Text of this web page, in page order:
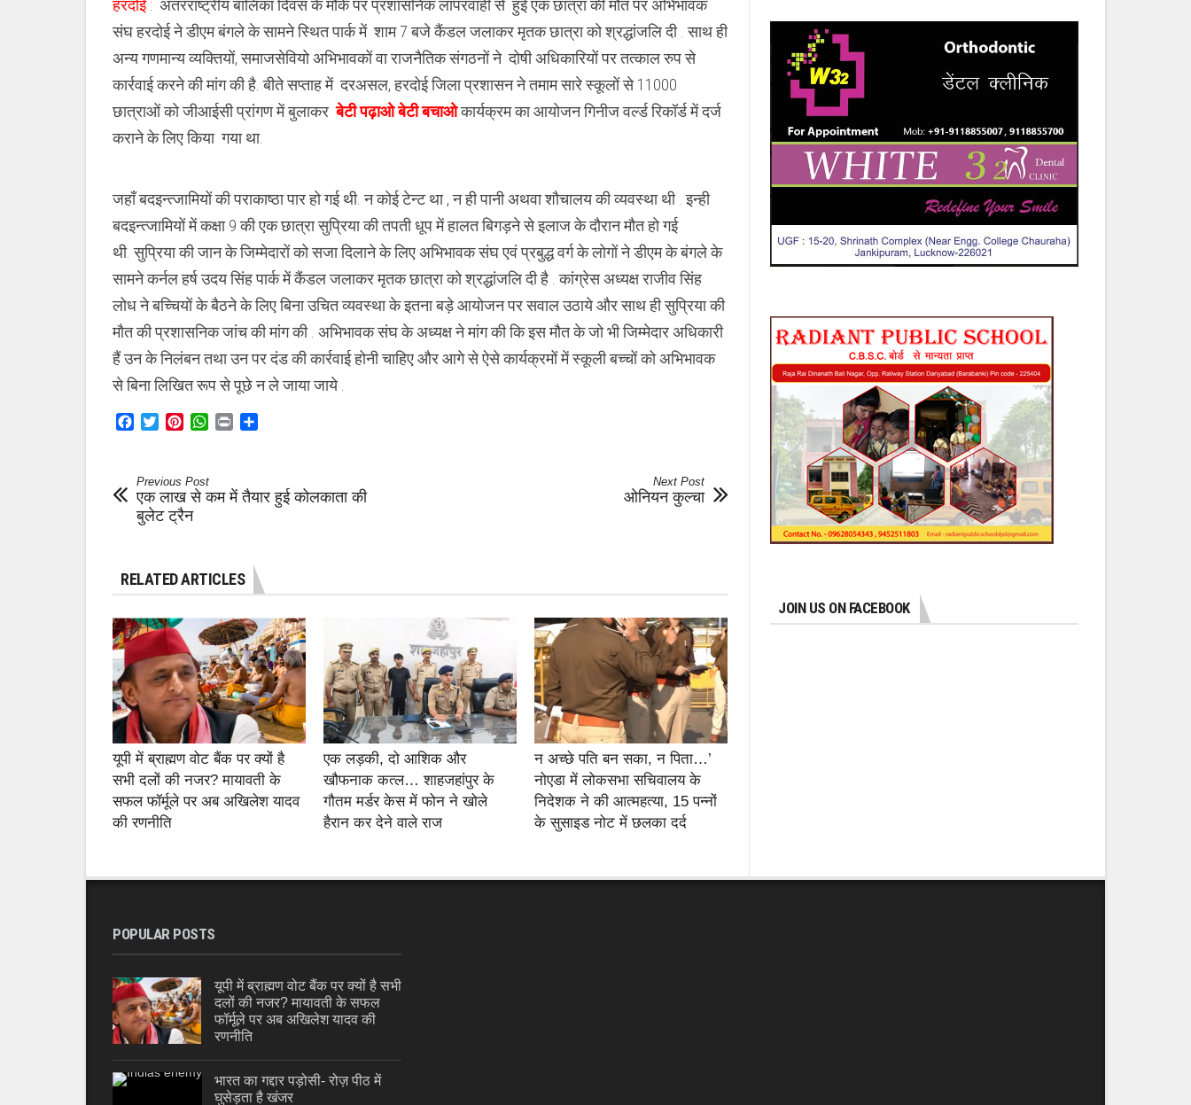
के
की
सभा
हरदोई : अंतरराष्ट्रीय बालिका दिवस के मौके पर प्रशासनिक लापरवाही से हुई एक छात्रा की मौत पर अभिभावक
संघ हरदोई ने डीएम बंगले के सामने स्थित पार्क में शाम 7 बजे कैंडल जलाकर मृतक छात्रा को श्रद्धांजलि दी . साथ ही
अन्य गणमान्य व्यक्तियों, समाजसेवियो अभिभावकों वा राजनैतिक संगठनों ने दोषी अधिकारियों पर तत्काल रुप से
कार्रवाई करने की मांग की है. बीते सप्ताह में दरअसल, हरदोई जिला प्रशासन ने तमाम सारे स्कूलों से 11000
छात्राओं को जीआईसी प्रांगण में बुलाकरबेटी पढ़ाओ बेटी बचाओकार्यक्रम का आयोजन गिनीज वर्ल्ड रिकॉर्ड में दर्ज
कराने के लिए किया गया था.
जहाँ बदइन्त्जामियों की पराकाष्ठा पार हो गई थी. न कोई टेन्ट था , न ही पानी अथवा शौचालय की व्यवस्था थी . इन्ही
बदइन्त्जामियों में कक्षा 9 की एक छात्रा सुप्रिया की तपती धूप में हालत बिगड़ने से इलाज के दौरान मौत हो गई
थी. सुप्रिया की जान के जिम्मेदारों को सजा दिलाने के लिए अभिभावक संघ एवं प्रबुद्ध वर्ग के लोगों ने डीएम के बंगले के
सामने कर्नल हर्ष उदय सिंह पार्क में कैंडल जलाकर मृतक छात्रा को श्रद्धांजलि दी है . कांग्रेस अध्यक्ष राजीव सिंह
लोध ने बच्चियों के बैठने के लिए बिना उचित व्यवस्था के इतना बड़े आयोजन पर सवाल उठाये और साथ ही सुप्रिया की
मौत की प्रशासनिक जांच की मांग की . अभिभावक संघ के अध्यक्ष ने मांग की कि इस मौत के जो भी जिम्मेदार अधिकारी
हैं उन के निलंबन तथा उन पर दंड की कार्रवाई होनी चाहिए और आगे से ऐसे कार्यक्रमों में स्कूली बच्चों को अभिभावक
से बिना लिखित रूप से पूछे न ले जाया जाये .
Facebook
TwitterPinterestWhatsApp
Print
Previous Post
एक लाख से कम में तैयार हुई कोलकाता की
बुलेट ट्रैन
Next Post
ओनियन कुल्चा
RELATED ARTICLES
यूपी में ब्राह्मण वोट बैंक पर क्यों है
सभी दलों की नजर? मायावती के
सफल फॉर्मूले पर अब अखिलेश यादव
की रणनीति
एक लड़की, दो आशिक और
खौफनाक कत्ल… शाहजहांपुर के
गौतम मर्डर केस में फोन ने खोले
हैरान कर देने वाले राज
न अच्छे पति बन सका, न पिता…’
नोएडा में लोकसभा सचिवालय के
निदेशक ने की आत्महत्या, 15 पन्नों
के सुसाइड नोट में छलका दर्द
JOIN US ON FACEBOOK
POPULAR POSTS
यूपी में ब्राह्मण वोट बैंक पर क्यों है सभी
दलों की नजर? मायावती के सफल
फॉर्मूले पर अब अखिलेश यादव की
रणनीति
भारत का गद्दार पड़ोसी- रोज़ पीठ में
घुसेड़ता है खंजर